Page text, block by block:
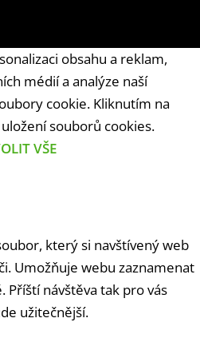
obsahu a reklam,
médií a analýze naší
cookie. Kliknutím na
uložení souborů cookies.
VŠE
který si navštívený web
Umožňuje webu zaznamenat
Příští návštěva tak pro vás
užitečnější.